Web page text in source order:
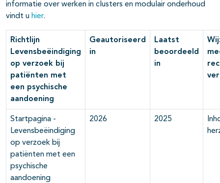
informatie over werken in clusters en modulair onderhoud
vindt u hier.
Richtlijn
Levensbeëindiging
op verzoek bij
patiënten met
een psychische
aandoening
Geautoriseerd
in
Laatst
beoordeeld
in
Startpagina -
Levensbeëindiging
op verzoek bij
patiënten met een
psychische
aandoening
2026 2025